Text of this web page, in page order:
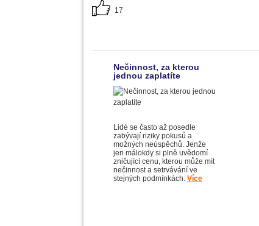
17
Nečinnost, za kterou
jednou zaplatíte
Lidé se často až posedle
zabývají riziky pokusů a
možných neúspěchů. Jenže
jen málokdy si plně uvědomí
zničující cenu, kterou může mít
nečinnost a setrvávání ve
stejných podmínkách. Více